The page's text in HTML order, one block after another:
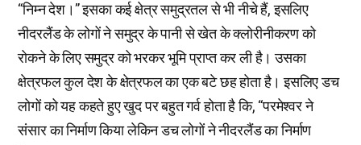
“निम्न देश।” इसका कई क्षेत्र समुद्रतल से भी नीचे हैं, इसलिए
नीदरलैंड के लोगों ने समुद्र के पानी से खेत के क्लोरीनीकरण को
रोकने के लिए समुद्र को भरकर भूमि प्राप्त कर ली है। उसका
क्षेत्रफल कुल देश के क्षेत्रफल का एक बटे छह होता है। इसलिए डच
लोगों को यह कहते हुए खुद पर बहुत गर्व होता है कि, “परमेश्वर ने
संसार का निर्माण किया लेकिन डच लोगों ने नीदरलैंड का निर्माण